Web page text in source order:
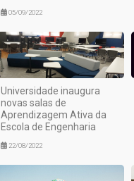
05/09/2022
Universidade inaugura
novas salas de
Aprendizagem Ativa da
Escola de Engenharia
22/08/2022